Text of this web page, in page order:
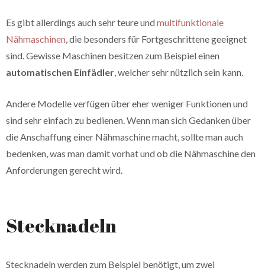
Es gibt allerdings auch sehr teure undmultifunktionale
Nähmaschinen, die besonders für Fortgeschrittene geeignet
sind. Gewisse Maschinen besitzen zum Beispiel einen
automatischen Einfädler, welcher sehr nützlich sein kann.
Andere Modelle verfügen über eher weniger Funktionen und
sind sehr einfach zu bedienen. Wenn man sich Gedanken über
die Anschaffung einer Nähmaschine macht, sollte man auch
bedenken, was man damit vorhat und ob die Nähmaschine den
Anforderungen gerecht wird.
Stecknadeln
Stecknadeln werden zum Beispiel benötigt, um zwei